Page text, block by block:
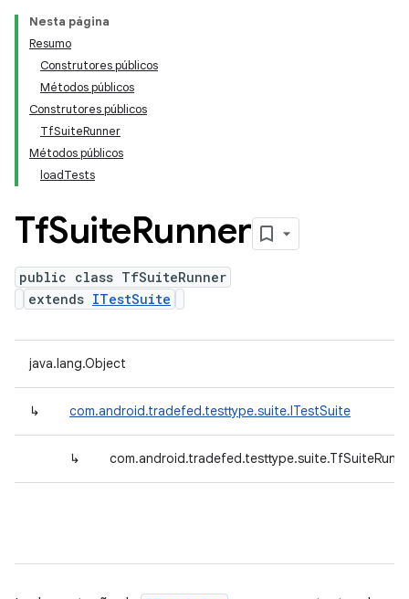
Nesta página
Resumo
Construtores públicos
Métodos públicos
Construtores públicos
TfSuiteRunner
Métodos públicos
loadTests
TfSuiteRunner
public class TfSuiteRunner
extends ITestSuite
java.lang.Object
↳ com.android.tradefed.testtype.suite.ITestSuite
↳